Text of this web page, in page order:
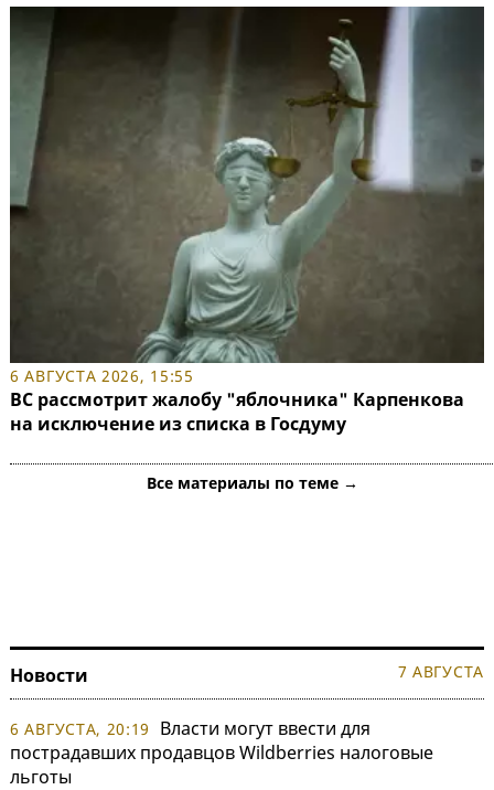
6 АВГУСТА 2026, 15:55
ВС рассмотрит жалобу "яблочника" Карпенкова
на исключение из списка в Госдуму
Все материалы по теме →
Новости 7 АВГУСТА
6 АВГУСТА, 20:19
Власти могут ввести для
пострадавших продавцов Wildberries налоговые
льготы